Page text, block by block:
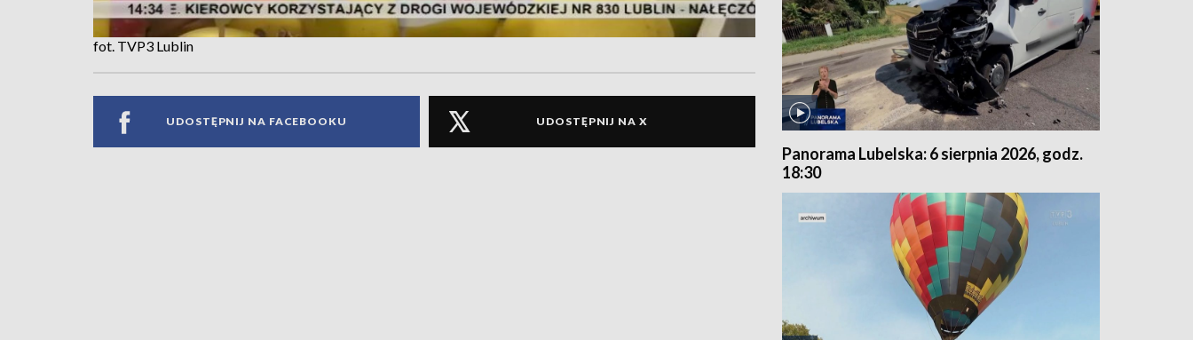
fot. TVP3 Lublin
UDOSTĘPNIJ NA FACEBOOKU UDOSTĘPNIJ NA X
Panorama Lubelska: 6 sierpnia 2026, godz.
18:30